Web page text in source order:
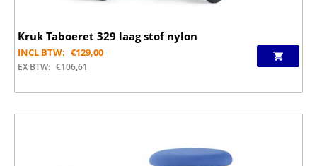
Kruk Taboeret 329 laag stof nylon
INCL BTW: €129,00
EX BTW: €106,61